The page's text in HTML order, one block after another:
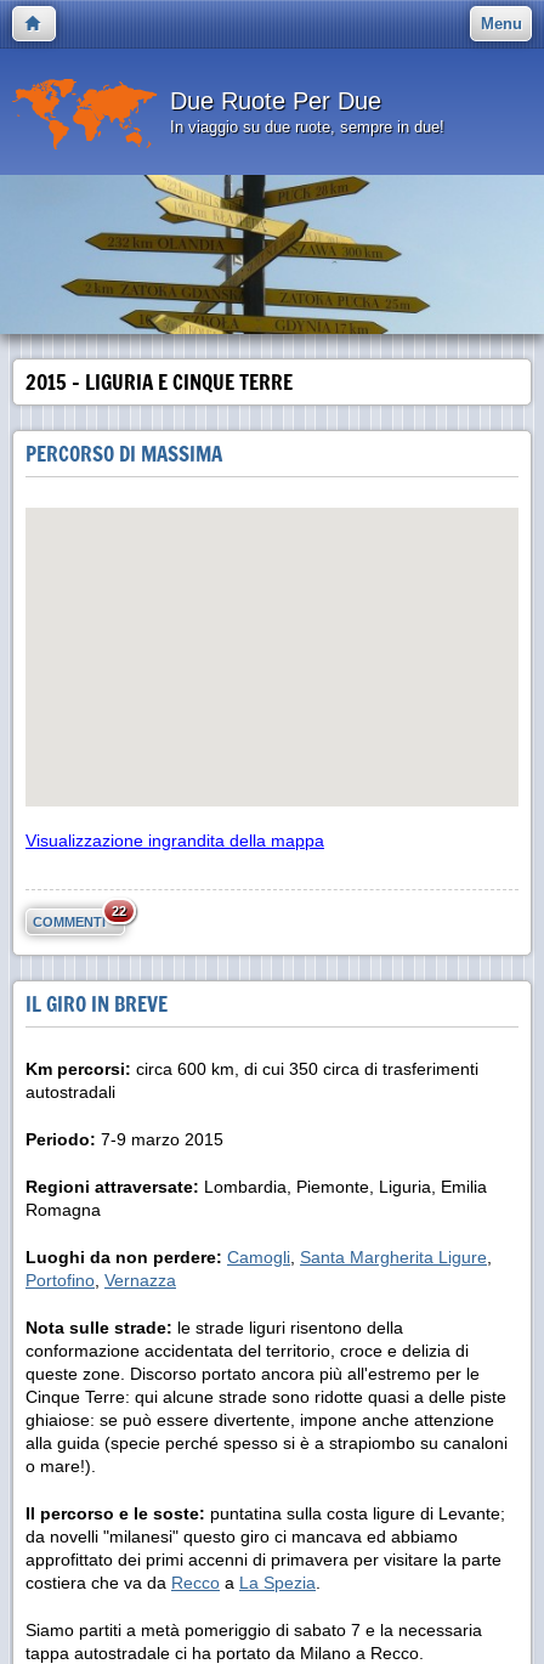
Menu
Due Ruote Per Due
In viaggio su due ruote, sempre in due!
2015 - LIGURIA E CINQUE TERRE
PERCORSO DI MASSIMA
Visualizzazione ingrandita della mappa
COMMENTI
22
IL GIRO IN BREVE
Km percorsi: circa 600 km, di cui 350 circa di trasferimenti
autostradali
Periodo: 7-9 marzo 2015
Regioni attraversate: Lombardia, Piemonte, Liguria, Emilia
Romagna
Luoghi da non perdere: Camogli Santa Margherita Ligure
Portofino Vernazza
Nota sulle strade: le strade liguri risentono della
conformazione accidentata del territorio, croce e delizia di
queste zone. Discorso portato ancora più all'estremo per le
Cinque Terre: qui alcune strade sono ridotte quasi a delle piste
ghiaiose: se può essere divertente, impone anche attenzione
alla guida (specie perché spesso si è a strapiombo su canaloni
o mare!).
Il percorso e le soste: puntatina sulla costa ligure di Levante;
da novelli "milanesi" questo giro ci mancava ed abbiamo
approfittato dei primi accenni di primavera per visitare la parte
costiera che va da Recco a La Spezia
Siamo partiti a metà pomeriggio di sabato 7 e la necessaria
tappa autostradale ci ha portato da Milano a Recco.